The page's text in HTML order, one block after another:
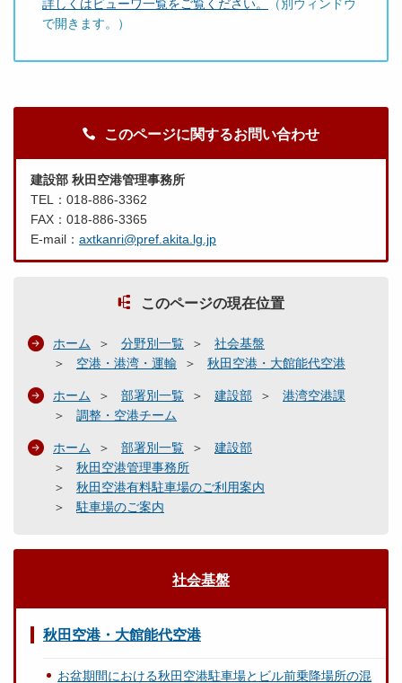
詳しくはビューワ一覧をご覧ください。
（別ウィンドウ
で開きます。）
このページに関するお問い合わせ
建設部 秋田空港管理事務所
TEL：018-886-3362
FAX：018-886-3365
E-mail： axtkanri@pref.akita.lg.jp
このページの現在位置
ホーム 分野別一覧
社会基盤
空港・港湾・運輸
秋田空港・大館能代空港
ホーム 部署別一覧 建設部
港湾空港課
調整・空港チーム
ホーム 部署別一覧
建設部
秋田空港管理事務所
秋田空港有料駐車場のご利用案内
駐車場のご案内
社会基盤
秋田空港・大館能代空港
お盆期間における秋田空港駐車場とビル前乗降場所の混